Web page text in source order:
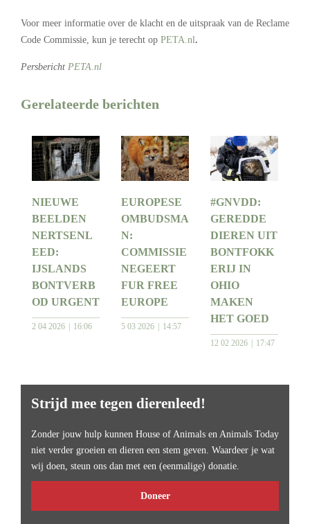
Voor meer informatie over de klacht en de uitspraak van de Reclame
Code Commissie, kun je terecht op PETA.nl.
Persbericht PETA.nl
Gerelateerde berichten
NIEUWE
BEELDEN
NERTSENL
EED:
IJSLANDS
BONTVERB
OD URGENT
2 04 2026 16:06
EUROPESE
OMBUDSMA
N:
COMMISSIE
NEGEERT
FUR FREE
EUROPE
5 03 2026 14:57
#GNVDD:
GEREDDE
DIEREN UIT
BONTFOKK
ERIJ IN
OHIO
MAKEN
HET GOED
12 02 2026 17:47
Strijd mee tegen dierenleed!
Zonder jouw hulp kunnen House of Animals en Animals Today
niet verder groeien en dieren een stem geven. Waardeer je wat
wij doen, steun ons dan met een (eenmalige) donatie.
Doneer